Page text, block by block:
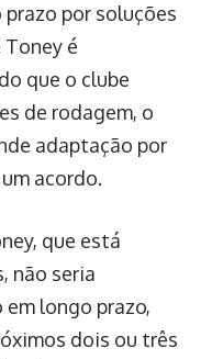
por soluções
é
que o clube
de rodagem, o
adaptação por
acordo.
que está
não seria
longo prazo,
dois ou três